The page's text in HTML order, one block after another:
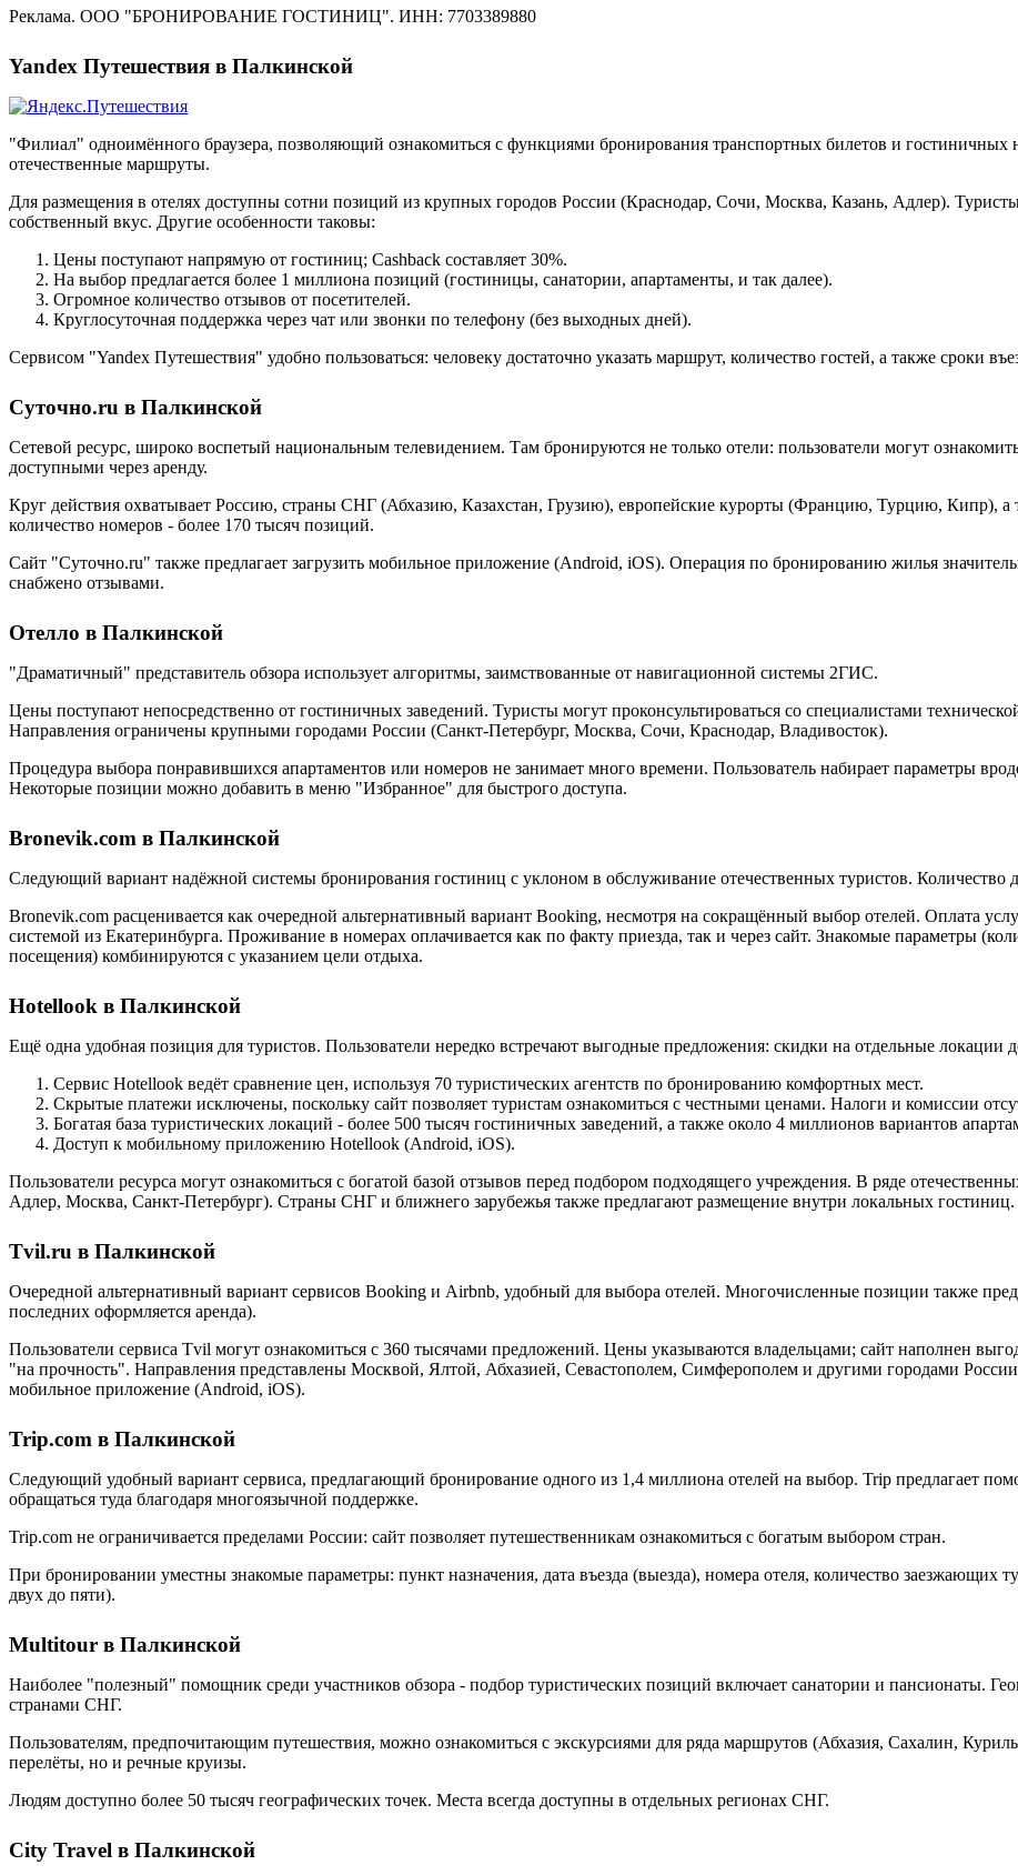
Реклама. ООО "БРОНИРОВАНИЕ ГОСТИНИЦ". ИНН: 7703389880
Yandex Путешествия в Палкинской
"Филиал" одноимённого браузера, позволяющий ознакомиться с функциями бронирования транспортных билетов и
отечественные маршруты.
Для размещения в отелях доступны сотни позиций из крупных городов России (Краснодар, Сочи, Москва, Казань, Адлер).
собственный вкус. Другие особенности таковы:
Цены поступают напрямую от гостиниц; Cashback составляет 30%.
На выбор предлагается более 1 миллиона позиций (гостиницы, санатории, апартаменты, и так далее).
Огромное количество отзывов от посетителей.
Круглосуточная поддержка через чат или звонки по телефону (без выходных дней).
Сервисом "Yandex Путешествия" удобно пользоваться: человеку достаточно указать маршрут, количество гостей, а также сроки
Суточно.ru в Палкинской
Сетевой ресурс, широко воспетый национальным телевидением. Там бронируются не только отели: пользователи могут
доступными через аренду.
Круг действия охватывает Россию, страны СНГ (Абхазию, Казахстан, Грузию), европейские курорты (Францию, Турцию, Кипр), а
количество номеров - более 170 тысяч позиций.
Сайт "Суточно.ru" также предлагает загрузить мобильное приложение (Android, iOS). Операция по бронированию жилья
снабжено отзывами.
Отелло в Палкинской
"Драматичный" представитель обзора использует алгоритмы, заимствованные от навигационной системы 2ГИС.
Цены поступают непосредственно от гостиничных заведений. Туристы могут проконсультироваться со специалистами
Направления ограничены крупными городами России (Санкт-Петербург, Москва, Сочи, Краснодар, Владивосток).
Процедура выбора понравившихся апартаментов или номеров не занимает много времени. Пользователь набирает параметры
Некоторые позиции можно добавить в меню "Избранное" для быстрого доступа.
Bronevik.com в Палкинской
Следующий вариант надёжной системы бронирования гостиниц с уклоном в обслуживание отечественных туристов. Количество
Bronevik.com расценивается как очередной альтернативный вариант Booking, несмотря на сокращённый выбор отелей. Оплата
системой из Екатеринбурга. Проживание в номерах оплачивается как по факту приезда, так и через сайт. Знакомые параметры
посещения) комбинируются с указанием цели отдыха.
Hotellook в Палкинской
Ещё одна удобная позиция для туристов. Пользователи нередко встречают выгодные предложения: скидки на отдельные локации
Сервис Hotellook ведёт сравнение цен, используя 70 туристических агентств по бронированию комфортных мест.
Скрытые платежи исключены, поскольку сайт позволяет туристам ознакомиться с честными ценами. Налоги и комиссии
Богатая база туристических локаций - более 500 тысяч гостиничных заведений, а также около 4 миллионов вариантов
Доступ к мобильному приложению Hotellook (Android, iOS).
Пользователи ресурса могут ознакомиться с богатой базой отзывов перед подбором подходящего учреждения. В ряде
Адлер, Москва, Санкт-Петербург). Страны СНГ и ближнего зарубежья также предлагают размещение внутри локальных гостиниц.
Tvil.ru в Палкинской
Очередной альтернативный вариант сервисов Booking и Airbnb, удобный для выбора отелей. Многочисленные позиции также
последних оформляется аренда).
Пользователи сервиса Tvil могут ознакомиться с 360 тысячами предложений. Цены указываются владельцами; сайт наполнен
"на прочность". Направления представлены Москвой, Ялтой, Абхазией, Севастополем, Симферополем и другими городами
мобильное приложение (Android, iOS).
Trip.com в Палкинской
Следующий удобный вариант сервиса, предлагающий бронирование одного из 1,4 миллиона отелей на выбор. Trip предлагает
обращаться туда благодаря многоязычной поддержке.
Trip.com не ограничивается пределами России: сайт позволяет путешественникам ознакомиться с богатым выбором стран.
При бронировании уместны знакомые параметры: пункт назначения, дата въезда (выезда), номера отеля, количество заезжающих
двух до пяти).
Multitour в Палкинской
Наиболее "полезный" помощник среди участников обзора - подбор туристических позиций включает санатории и пансионаты.
странами СНГ.
Пользователям, предпочитающим путешествия, можно ознакомиться с экскурсиями для ряда маршрутов (Абхазия, Сахалин,
перелёты, но и речные круизы.
Людям доступно более 50 тысяч географических точек. Места всегда доступны в отдельных регионах СНГ.
City Travel в Палкинской